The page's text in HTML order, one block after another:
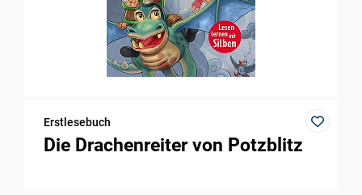
Erstlesebuch
Die Drachenreiter von Potzblitz